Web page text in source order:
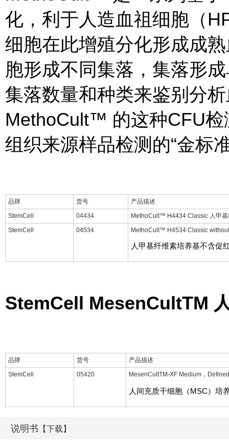
化，利于人造血祖细胞（
细胞在此增殖分化形成成
胞形成不同集落，集落形
集落数量和种类来鉴别分
MethoCult™ 的这种CFU
组织来源样品检测的“金标
品牌 货号
产品描述
StemCell
04434
MethoCult™ H4434 Classic 人甲基
StemCell
04534 MethoCult™ H4534 Classic
人甲基纤维素培养基不含促
StemCell MesenCultTM
品牌 货号
产品描述
StemCell
05420 MesenCultTM-XF Medium，
人间充质干细胞（MSC）培
说明书 【下载】